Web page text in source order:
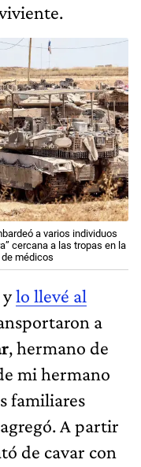
a varios individuos
cercana a las tropas en la
médicos
ylo llevé al
a
, hermano de
mi hermano
familiares
A partir
de cavar con